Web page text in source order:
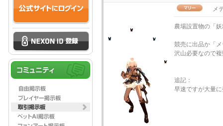
メ
農場設置物の「
競売に出品か「
沢山必要なので
追記：
早速ですが大量